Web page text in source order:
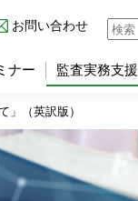
ナー 監査実務支援
お問い合わせ
」（英訳版）